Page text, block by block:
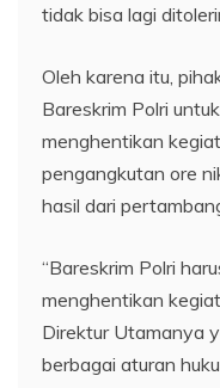
tidak bisa lagi
Oleh karena itu,
Bareskrim Polri
menghentikan
pengangkutan ore
hasil dari
“Bareskrim Polri
menghentikan
Direktur Utamanya
berbagai aturan